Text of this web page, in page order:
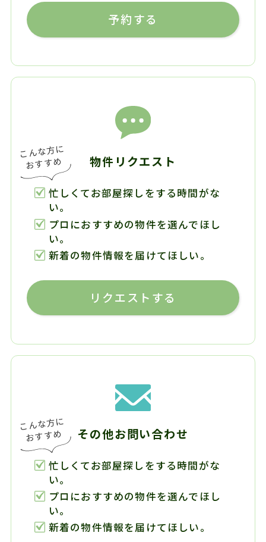
予約する
物件リクエスト
忙しくてお部屋探しをする時間がな
い。
プロにおすすめの物件を選んでほし
い。
新着の物件情報を届けてほしい。
リクエストする
その他お問い合わせ
忙しくてお部屋探しをする時間がな
い。
プロにおすすめの物件を選んでほし
い。
新着の物件情報を届けてほしい。